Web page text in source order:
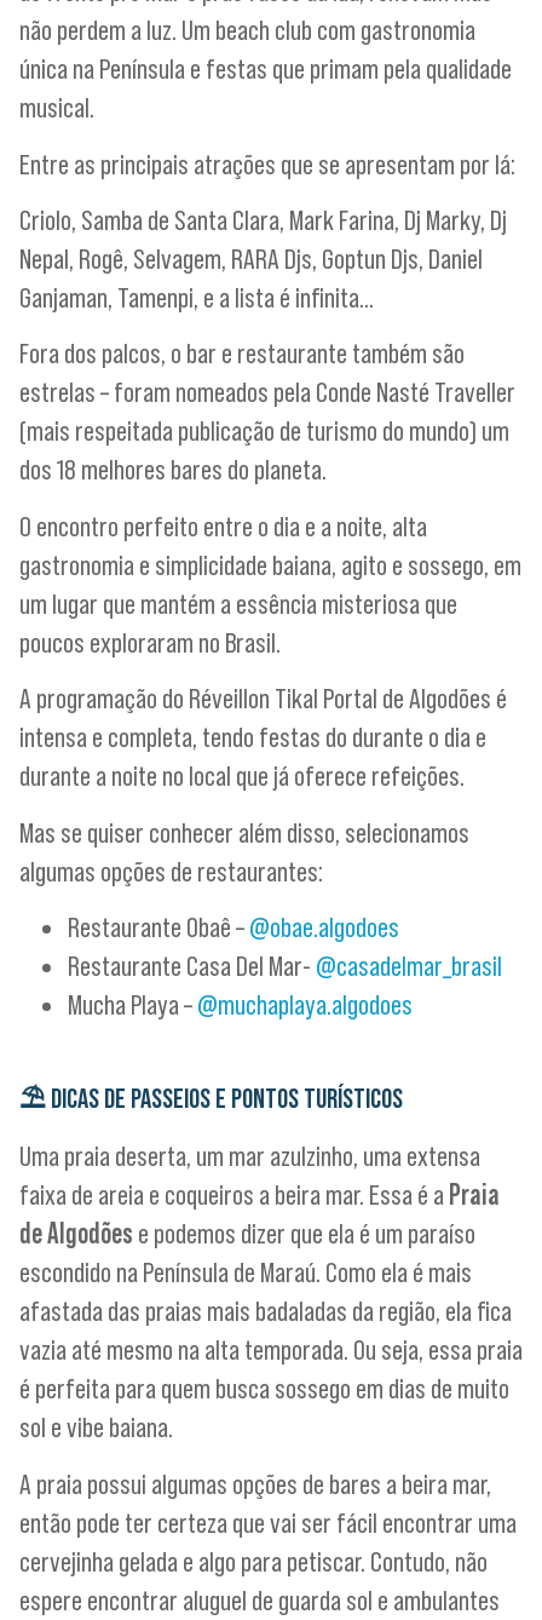
não perdem a luz. Um beach club com gastronomia
única na Península e festas que primam pela qualidade
musical.
​Entre as principais atrações que se apresentam por lá:
Criolo, Samba de Santa Clara, Mark Farina, Dj Marky, Dj
Nepal, Rogê, Selvagem, RARA Djs, Goptun Djs, Daniel
Ganjaman, Tamenpi, e a lista é infinita…
Fora dos palcos, o bar e restaurante também são
estrelas – foram nomeados pela Conde Nasté Traveller
(mais respeitada publicação de turismo do mundo) um
dos 18 melhores bares do planeta.
O encontro perfeito entre o dia e a noite, alta
gastronomia e simplicidade baiana, agito e sossego, em
um lugar que mantém a essência misteriosa que
poucos exploraram no Brasil.
A programação do Réveillon Tikal Portal de Algodões é
intensa e completa, tendo festas do durante o dia e
durante a noite no local que já oferece refeições.
Mas se quiser conhecer além disso, selecionamos
algumas opções de restaurantes:
Restaurante Obaê –@obae.algodoes
Restaurante Casa Del Mar- @casadelmar_brasil
Mucha Playa –@muchaplaya.algodoes
⛱️DICAS DE PASSEIOS E PONTOS TURÍSTICOS
Uma praia deserta, um mar azulzinho, uma extensa
faixa de areia e coqueiros a beira mar. Essa é a Praia
de Algodões e podemos dizer que ela é um paraíso
escondido na Península de Maraú. Como ela é mais
afastada das praias mais badaladas da região, ela fica
vazia até mesmo na alta temporada. Ou seja, essa praia
é perfeita para quem busca sossego em dias de muito
sol e vibe baiana.
A praia possui algumas opções de bares a beira mar,
então pode ter certeza que vai ser fácil encontrar uma
cervejinha gelada e algo para petiscar. Contudo, não
espere encontrar aluguel de guarda sol e ambulantes